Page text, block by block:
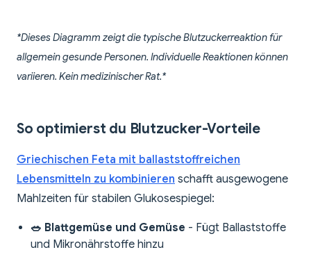
*Dieses Diagramm zeigt die typische Blutzuckerreaktion für
allgemein gesunde Personen. Individuelle Reaktionen können
variieren. Kein medizinischer Rat.*
So optimierst du Blutzucker-Vorteile
Griechischen Feta mit ballaststoffreichen
Lebensmitteln zu kombinieren schafft ausgewogene
Mahlzeiten für stabilen Glukosespiegel:
🥗 Blattgemüse und Gemüse - Fügt Ballaststoffe
und Mikronährstoffe hinzu